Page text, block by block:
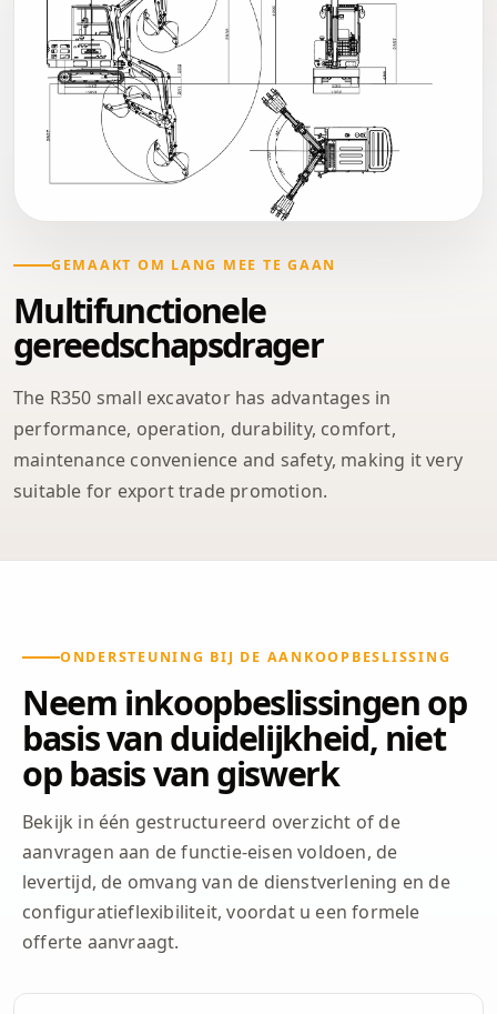
GEMAAKT OM LANG MEE TE GAAN
Multifunctionele
gereedschapsdrager
The R350 small excavator has advantages in
performance, operation, durability, comfort,
maintenance convenience and safety, making it very
suitable for export trade promotion.
ONDERSTEUNING BIJ DE AANKOOPBESLISSING
Neem inkoopbeslissingen op
basis van duidelijkheid, niet
op basis van giswerk
Bekijk in één gestructureerd overzicht of de
aanvragen aan de functie-eisen voldoen, de
levertijd, de omvang van de dienstverlening en de
configuratieflexibiliteit, voordat u een formele
offerte aanvraagt.